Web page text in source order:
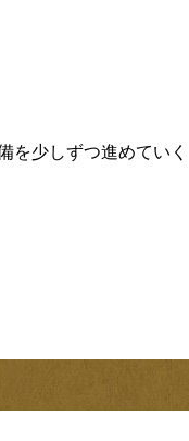
を少しずつ進めていく